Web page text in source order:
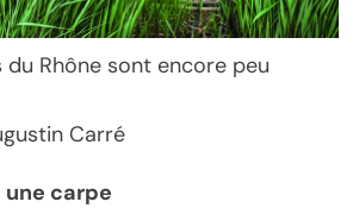
Rhône sont encore peu
Carré
carpe